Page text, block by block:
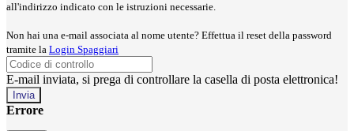
all'indirizzo indicato con le istruzioni necessarie.
Non hai una e-mail associata al nome utente? Effettua il reset della password
tramite la Login Spaggiari
E-mail inviata, si prega di controllare la casella di posta elettronica!
Errore